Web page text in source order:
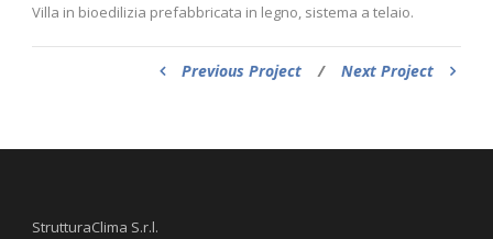
Villa in bioedilizia prefabbricata in legno, sistema a telaio.
Previous Project / Next Project
StrutturaClima S.r.l.